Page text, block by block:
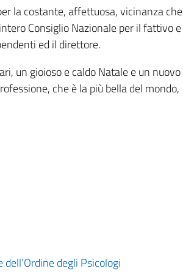
la costante, affettuosa, vicinanza che
Consiglio Nazionale per il fattivo e
ed il direttore.
un gioioso e caldo Natale e un nuovo
che è la più bella del mondo,
degli Psicologi